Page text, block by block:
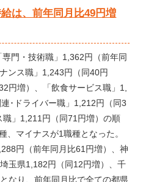
は、前年同月比49円増
門・技術職」1,362円（前年同
ンス職」1,243円（同40円
円増）、「飲食サービス職」1,
･ドライバー職」1,212円（同3
」1,211円（同71円増）の順
、マイナスが1職種となった。
円（前年同月比61円増）、神
玉県1,182円（同12円増）、千
なり、前年同月比で全ての都県